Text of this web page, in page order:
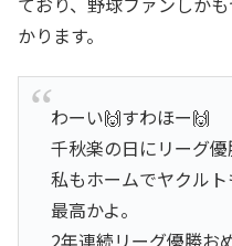
かります。
わーい🙌すわほー🙌
千秋楽の日にリーグ優
私もホームでヤクル
最高かよ。